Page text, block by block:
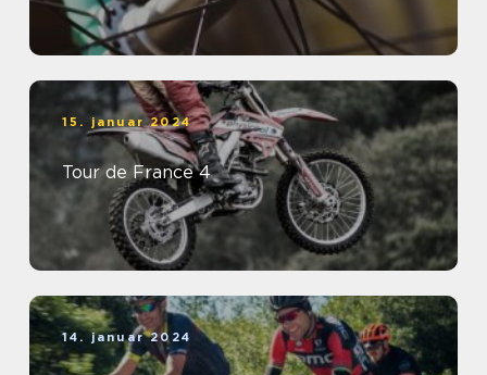
15. januar 2024
Tour de France 4
14. januar 2024